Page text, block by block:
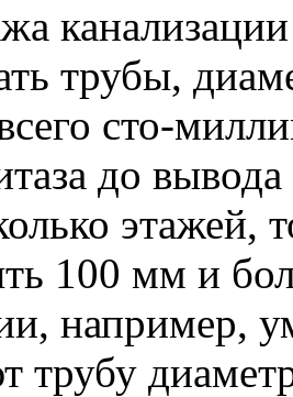
трубы,
сто-
до
этажей,
100 мм и
например,
трубу